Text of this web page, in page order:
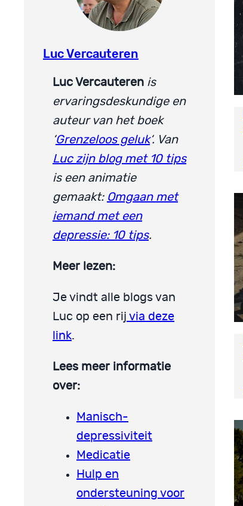
Luc Vercauteren
Luc Vercauteren is
ervaringsdeskundige en
auteur van het boek
‘Grenzeloos geluk‘. Van
Luc zijn blog met 10 tips
is een animatie
gemaakt: Omgaan met
iemand met een
depressie: 10 tips.
Meer lezen:
Je vindt alle blogs van
Luc op een rij via deze
link.
Lees meer informatie
over:
Manisch-
depressiviteit
Medicatie
Hulp en
ondersteuning voor